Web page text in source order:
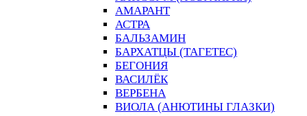
АМАРАНТ
АСТРА
БАЛЬЗАМИН
БАРХАТЦЫ (ТАГЕТЕС)
БЕГОНИЯ
ВАСИЛЁК
ВЕРБЕНА
ВИОЛА (АНЮТИНЫ ГЛАЗКИ)